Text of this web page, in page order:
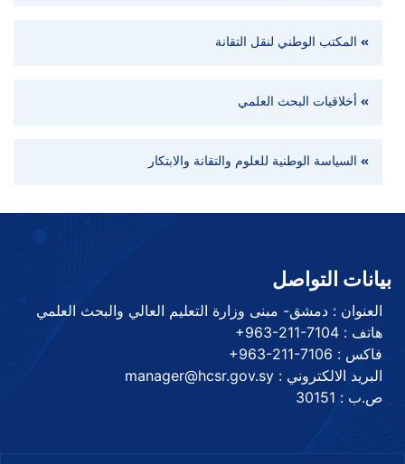
المكتب الوطني لنقل التقانة
أخلاقيات البحث العلمي
السياسة الوطنية للعلوم والتقانة والابتكار
بيانات التواصل
العنوان : دمشق- مبنى وزارة التعليم العالي والبحث العلمي
هاتف : +963-211-7104
فاكس : +963-211-7106
البريد الالكتروني : manager@hcsr.gov.sy
ص.ب : 30151